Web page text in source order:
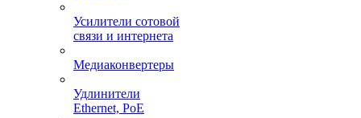
Усилители сотовой
связи и интернета
Медиаконвертеры
Удлинители
Ethernet, PoE